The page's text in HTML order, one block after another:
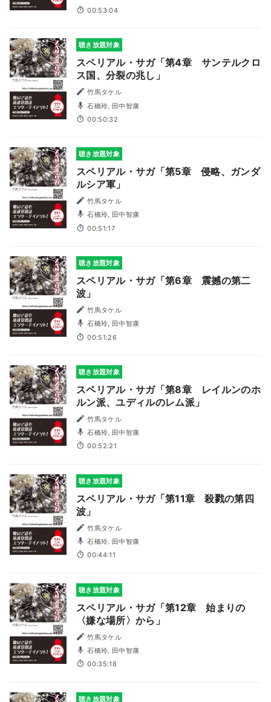
00:53:04
聴き放題対象
スペリアル・サガ「第4章 サンテルクロ
ス国、分裂の兆し」
竹馬タケル
石橋玲, 田中智康
00:50:32
聴き放題対象
スペリアル・サガ「第5章 侵略、ガンダ
ルシア軍」
竹馬タケル
石橋玲, 田中智康
00:51:17
聴き放題対象
スペリアル・サガ「第6章 震撼の第二
波」
竹馬タケル
石橋玲, 田中智康
00:51:26
聴き放題対象
スペリアル・サガ「第8章 レイルンのホ
ルン派、ユディルのレム派」
竹馬タケル
石橋玲, 田中智康
00:52:21
聴き放題対象
スペリアル・サガ「第11章 殺戮の第四
波」
竹馬タケル
石橋玲, 田中智康
00:44:11
聴き放題対象
スペリアル・サガ「第12章 始まりの
〈嫌な場所〉から」
竹馬タケル
石橋玲, 田中智康
00:35:18
聴き放題対象